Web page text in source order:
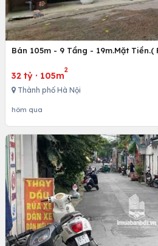
Bán 105m - 9 Tầng - 19m.Mặt Tiền.(
32 tỷ · 105m
2
Thành phố Hà Nội
hôm qua